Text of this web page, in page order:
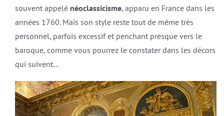
souvent appelé néoclassicisme, apparu en France dans les
années 1760. Mais son style reste tout de même très
personnel, parfois excessif et penchant presque vers le
baroque, comme vous pourrez le constater dans les décors
qui suivent…